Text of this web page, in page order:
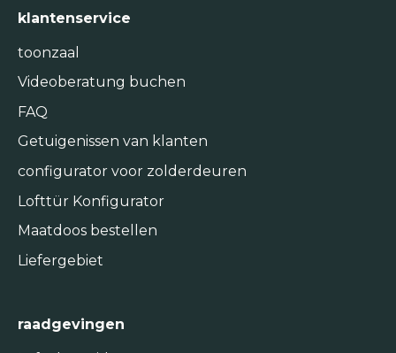
klantenservice
toonzaal
Videoberatung buchen
FAQ
Getuigenissen van klanten
configurator voor zolderdeuren
Lofttür Konfigurator
Maatdoos bestellen
Liefergebiet
raadgevingen